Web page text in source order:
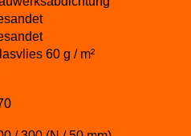
60 g / m²